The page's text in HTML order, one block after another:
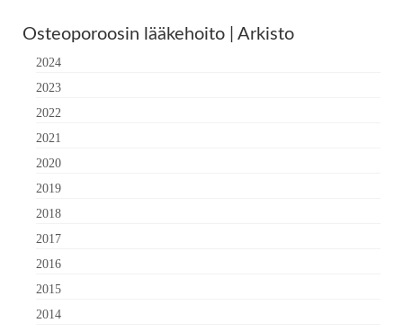
Osteoporoosin lääkehoito | Arkisto
2024
2023
2022
2021
2020
2019
2018
2017
2016
2015
2014